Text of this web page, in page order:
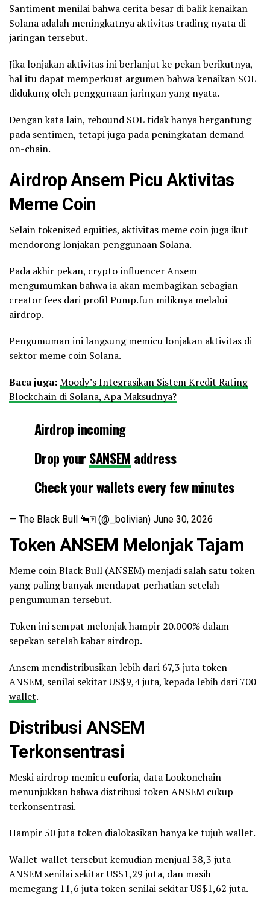
Santiment menilai bahwa cerita besar di balik kenaikan
Solana adalah meningkatnya aktivitas trading nyata di
jaringan tersebut.
Jika lonjakan aktivitas ini berlanjut ke pekan berikutnya,
hal itu dapat memperkuat argumen bahwa kenaikan SOL
didukung oleh penggunaan jaringan yang nyata.
Dengan kata lain, rebound SOL tidak hanya bergantung
pada sentimen, tetapi juga pada peningkatan demand
on-chain.
AirdropAnsem Picu Aktivitas
Meme Coin
Selain tokenized equities, aktivitas meme coin juga ikut
mendorong lonjakan penggunaan Solana.
Pada akhir pekan, crypto influencer Ansem
mengumumkan bahwa ia akan membagikan sebagian
creator fees dari profil Pump.fun miliknya melalui
airdrop.
Pengumuman ini langsung memicu lonjakan aktivitas di
sektor meme coin Solana.
Baca juga:Moody’s Integrasikan Sistem Kredit Rating
Blockchain di Solana, Apa Maksudnya?
Airdrop incoming
Drop your $ANSEM address
Check your wallets every few minutes
— The Black Bull 🐂🀄️ (@_bolivian) June 30, 2026
Token ANSEM Melonjak Tajam
Meme coin Black Bull (ANSEM) menjadi salah satu token
yang paling banyak mendapat perhatian setelah
pengumuman tersebut.
Token ini sempat melonjak hampir 20.000% dalam
sepekan setelah kabar airdrop.
Ansem mendistribusikan lebih dari 67,3 juta token
ANSEM, senilai sekitar US$9,4 juta, kepada lebih dari 700
wallet.
Distribusi ANSEM
Terkonsentrasi
Meski airdrop memicu euforia, data Lookonchain
menunjukkan bahwa distribusi token ANSEM cukup
terkonsentrasi.
Hampir 50 juta token dialokasikan hanya ke tujuh wallet.
Wallet-wallet tersebut kemudian menjual 38,3 juta
ANSEM senilai sekitar US$1,29 juta, dan masih
memegang 11,6 juta token senilai sekitar US$1,62 juta.